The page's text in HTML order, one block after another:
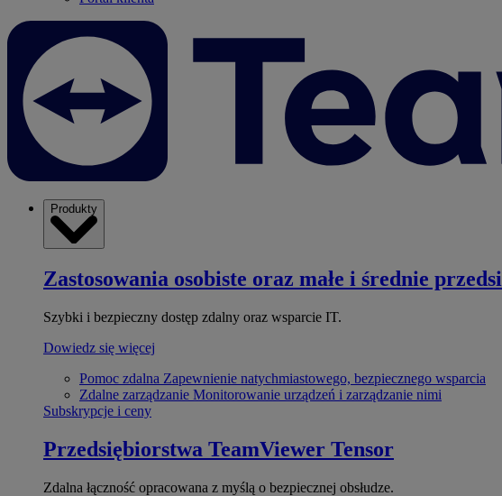
Produkty
Zastosowania osobiste oraz małe i średnie
Szybki i bezpieczny dostęp zdalny oraz wsparcie IT.
Dowiedz się więcej
Pomoc zdalna Zapewnienie natychmiastowego, bezpiecznego wsparcia
Zdalne zarządzanie Monitorowanie urządzeń i zarządzanie nimi
Subskrypcje i ceny
Przedsiębiorstwa TeamViewer Tensor
Zdalna łączność opracowana z myślą o bezpiecznej obsłudze.